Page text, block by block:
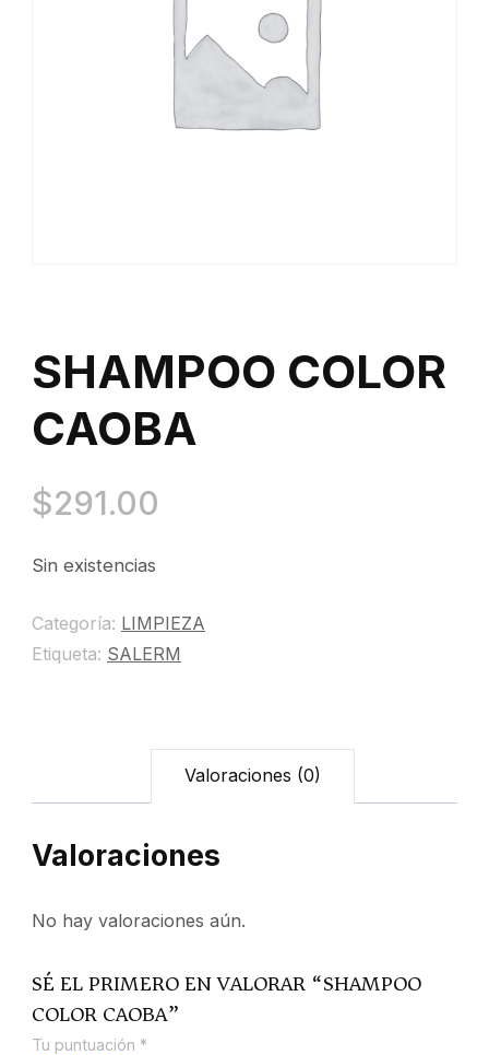
SHAMPOO COLOR
CAOBA
$291.00
Sin existencias
Categoría: LIMPIEZA
Etiqueta: SALERM
Valoraciones (0)
Valoraciones
No hay valoraciones aún.
SÉ EL PRIMERO EN VALORAR “SHAMPOO
COLOR CAOBA”
Tu puntuación *